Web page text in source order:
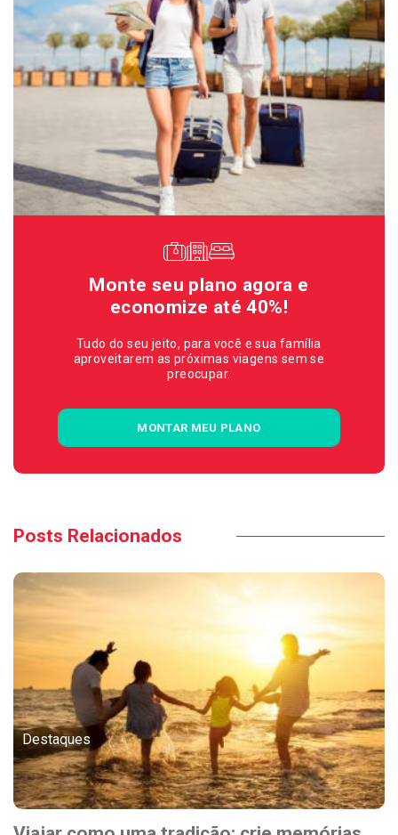
Monte seu plano agora e
economize até 40%!
Tudo do seu jeito, para você e sua família
aproveitarem as próximas viagens sem se
preocupar.
MONTAR MEU PLANO
Posts Relacionados
Destaques